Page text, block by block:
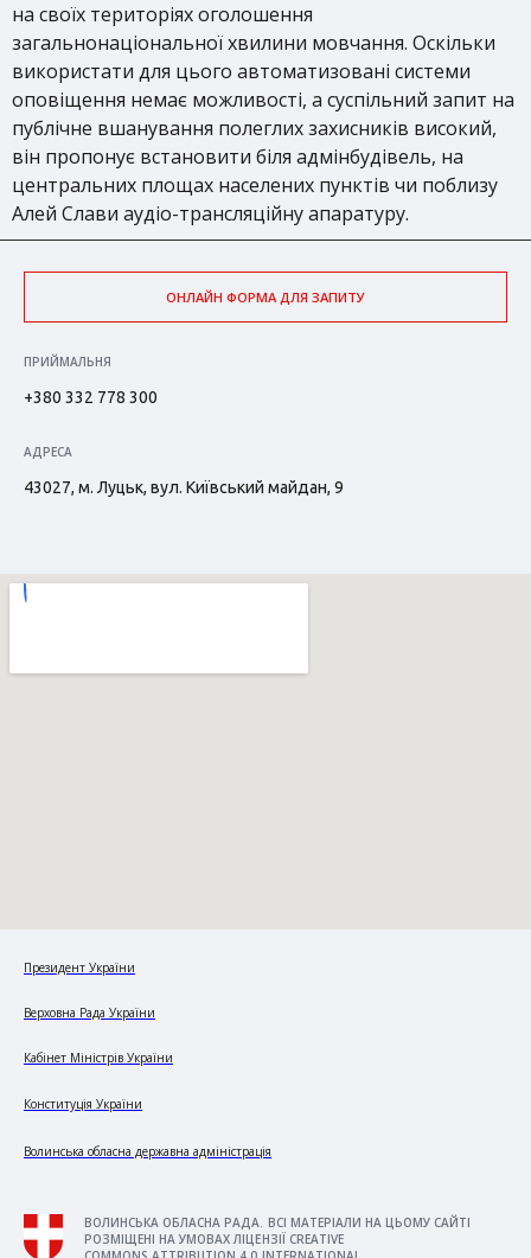
на своїх територіях оголошення
загальнонаціональної хвилини мовчання. Оскільки
використати для цього автоматизовані системи
оповіщення немає можливості, а суспільний запит на
публічне вшанування полеглих захисників високий,
він пропонує встановити біля адмінбудівель, на
центральних площах населених пунктів чи поблизу
Алей Слави аудіо-трансляційну апаратуру.
ОНЛАЙН ФОРМА ДЛЯ ЗАПИТУ
ПРИЙМАЛЬНЯ
+380 332 778 300
АДРЕСА
43027, м. Луцьк, вул. Київський майдан, 9
Президент України
Верховна Рада України
Кабінет Міністрів України
Конституція України
Волинська обласна державна адміністрація
ВОЛИНСЬКА ОБЛАСНА РАДА. ВСІ МАТЕРІАЛИ НА ЦЬОМУ САЙТІ
РОЗМІЩЕНІ НА УМОВАХ ЛІЦЕНЗІЇ CREATIVE